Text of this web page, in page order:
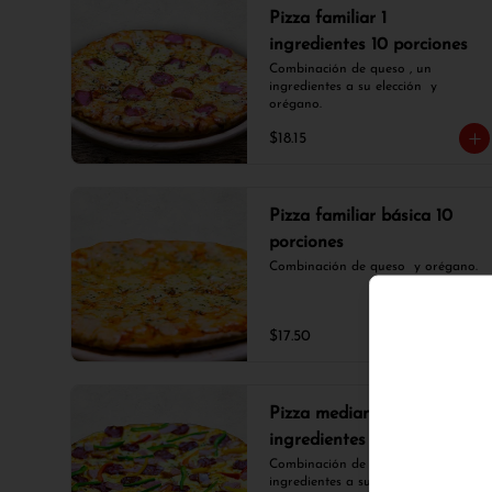
Pizza familiar 1
ingredientes 10 porciones
Combinación de queso , un
ingredientes a su elección  y
orégano.
$18.15
Pizza familiar básica 10
porciones
Combinación de queso  y orégano.
$17.50
Pizza mediana 3
ingredientes 8 porciones
Combinación de queso , tres
ingredientes a su elección  y